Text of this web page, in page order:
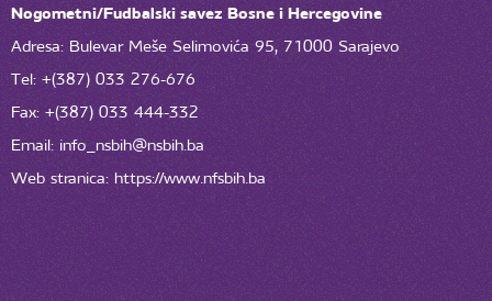
Nogometni/Fudbalski savez Bosne i Hercegovine
Adresa: Bulevar Meše Selimovića 95, 71000 Sarajevo
Tel: +(387) 033 276-676
Fax: +(387) 033 444-332
Email:info_nsbih@nsbih.ba
Web stranica: https://www.nfsbih.ba